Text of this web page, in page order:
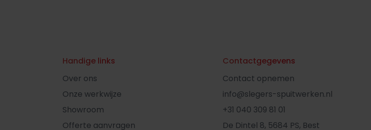
Handige links
Over ons
Onze werkwijze
Showroom
Offerte aanvragen
Contactgegevens
Contact opnemen
info@slegers-spuitwerken.nl
+31 040 309 81 01
De Dintel 8, 5684 PS, Best